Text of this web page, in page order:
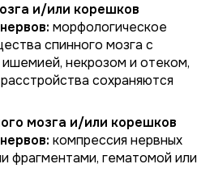
и/или корешков
морфологическое
спинного мозга с
ишемией, некрозом и отеком,
сохраняются
мозга и/или корешков
компрессия нервных
фрагментами, гематомой или